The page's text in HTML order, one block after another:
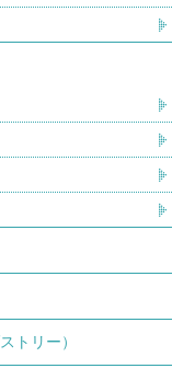
トリー）